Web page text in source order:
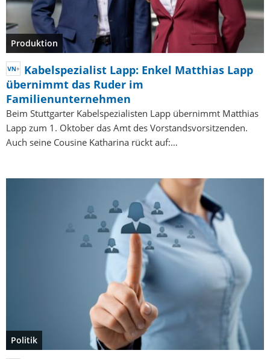
Produktion
Kabelspezialist Lapp: Enkel Matthias Lapp
übernimmt das Ruder im
Familienunternehmen
Beim Stuttgarter Kabelspezialisten Lapp übernimmt Matthias
Lapp zum 1. Oktober das Amt des Vorstandsvorsitzenden.
Auch seine Cousine Katharina rückt auf:…
Politik